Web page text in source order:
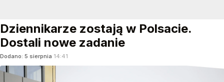
Dziennikarze zostają w Polsacie.
Dostali nowe zadanie
Dodano: 5 sierpnia 14:41